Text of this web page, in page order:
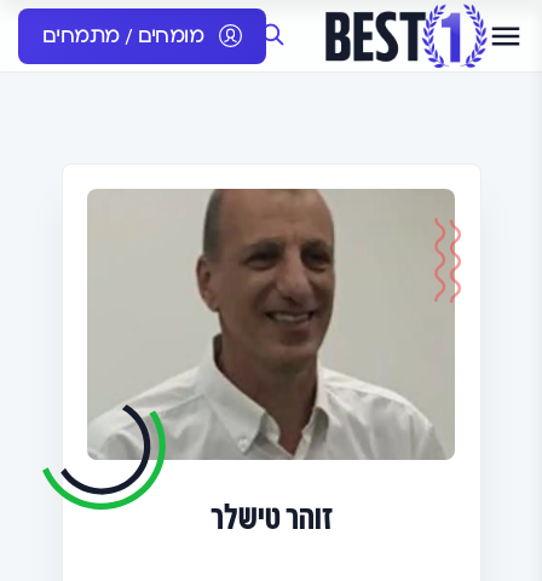
מומחים / מתמחים
זוהר טישלר